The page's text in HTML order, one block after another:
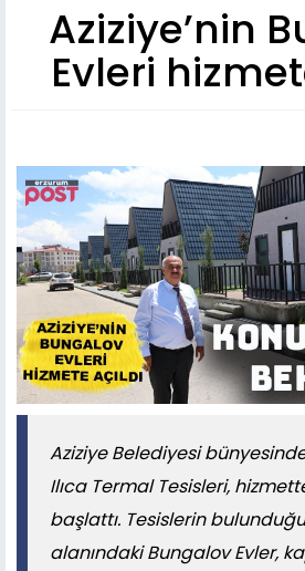
Aziziye’nin
Evleri
Aziziye Belediyesi
Ilıca Termal Tesisleri,
başlattı. Tesislerin
alanındaki Bungalov Evler,